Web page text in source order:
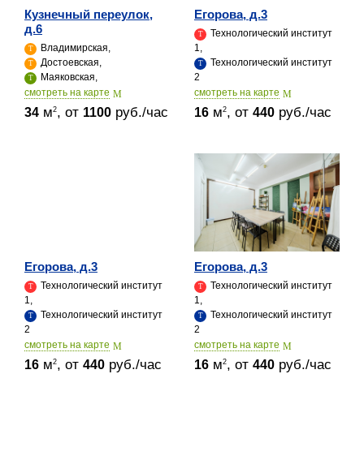
Кузнечный переулок,
д.6
Владимирская,
Достоевская,
Маяковская,
cмотреть на карте
34 м2, от 1100 руб./час
Егорова, д.3
Технологический институт
1,
Технологический институт
2
cмотреть на карте
16 м2, от 440 руб./час
Егорова, д.3
Технологический институт
1,
Технологический институт
2
cмотреть на карте
16 м2, от 440 руб./час
Егорова, д.3
Технологический институт
1,
Технологический институт
2
cмотреть на карте
16 м2, от 440 руб./час